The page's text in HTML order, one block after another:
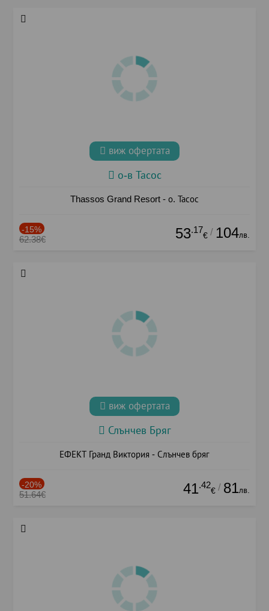
виж офертата
о-в Тасос
Thassos Grand Resort - о. Тасос
-15%
62.38€ 53.17
€ / 104лв.
виж офертата
Слънчев Бряг
ЕФЕКТ Гранд Виктория - Слънчев бряг
-20%
51.64€ 41.42
€ / 81лв.